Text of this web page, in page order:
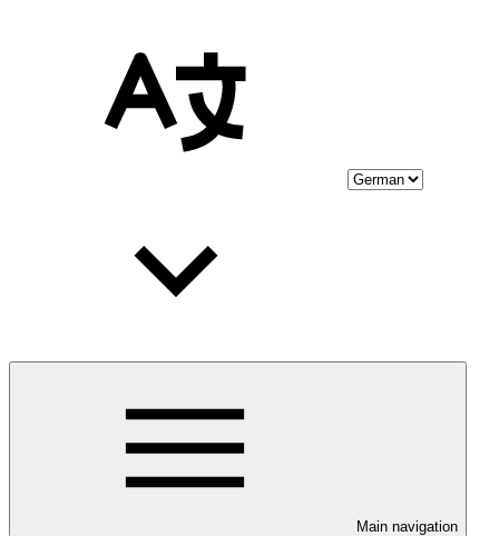
Main navigation